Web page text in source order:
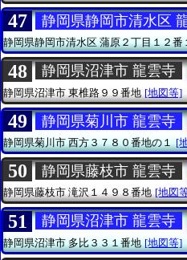
47 静岡県静岡市清水区
静岡県静岡市清水区蒲原２丁目１２番
48 静岡県沼津市 龍雲寺
静岡県沼津市 東椎路９９番地 [地図等]
49 静岡県菊川市 龍雲寺
静岡県菊川市西方３７８０番地の１ [
50 静岡県藤枝市 龍雲寺
静岡県藤枝市滝沢１４９８番地 [地図
51 静岡県沼津市 龍雲寺
静岡県沼津市多比３３１番地 [地図等]